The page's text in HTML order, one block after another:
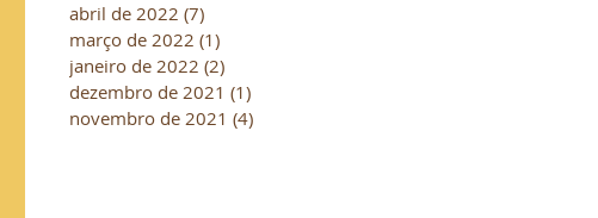
abril de 2022 (7)
março de 2022 (1)
janeiro de 2022 (2)
dezembro de 2021 (1)
novembro de 2021 (4)